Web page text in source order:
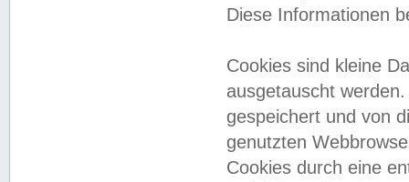
Diese Informationen
Cookies sind kleine
ausgetauscht
gespeichert und von
genutzten
Cookies durch eine